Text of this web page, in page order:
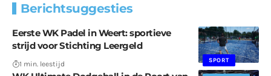
Berichtsuggesties
SPORT
Eerste WK Padel in Weert: sportieve
strijd voor Stichting Leergeld
1 min. leestijd